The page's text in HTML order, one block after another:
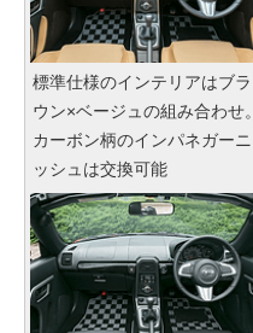
標準仕様のインテリアはブラ
ウン×ベージュの組み合わせ。
カーボン柄のインパネガーニ
ッシュは交換可能